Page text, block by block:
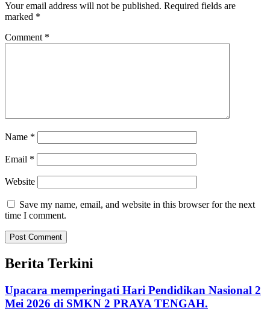
Your email address will not be published. Required fields are
marked *
Comment *
Name *
Email *
Website
Save my name, email, and website in this browser for the next
time I comment.
Berita Terkini
Upacara memperingati Hari Pendidikan Nasional 2
Mei 2026 di SMKN 2 PRAYA TENGAH.